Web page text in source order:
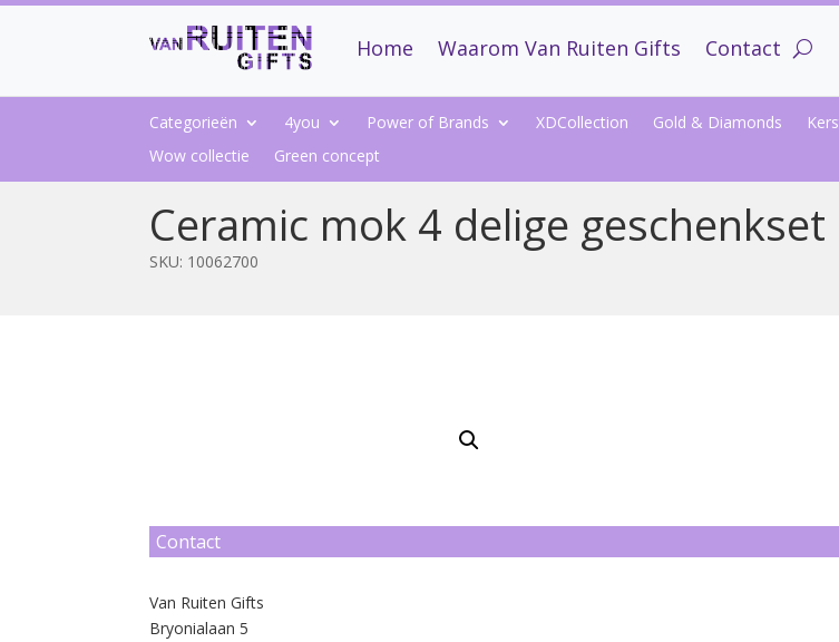
Home Waarom Van Ruiten Gifts Contact
Categorieën 4you Power of Brands XDCollection Gold & Diamonds
Wow collectie
Green concept
Ceramic mok 4 delige geschenkset
SKU: 10062700
Contact
Van Ruiten Gifts
Bryonialaan 5